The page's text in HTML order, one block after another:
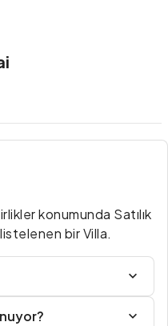
konumunda Satılık
bir Villa.